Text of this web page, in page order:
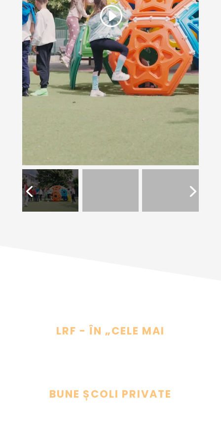
Dă clic pentru a accepta cookie-urile
pentru marketing și pentru a activa
acest conținut
LRF - ÎN „CELE MAI
BUNE ȘCOLI PRIVATE